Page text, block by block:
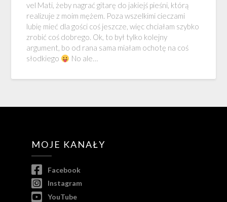
vel Mati, żeby nagrać gitarę do jakiejś pieśni, którą
realizuje z moim mężem. Poza wszelkimi cieczami
lubię mieć dla gości coś jeszcze, więc chciałam szybko
zrobić coś dobrego. Ok, to był tylko kolejny
argument, bo od rana sama miałam ochotę na coś
słodkiego
No ale…
MOJE KANAŁY
Facebook
Instagram
YouTube